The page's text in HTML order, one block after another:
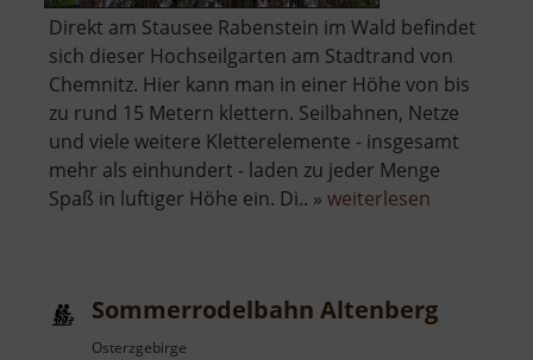
Direkt am Stausee Rabenstein im Wald befindet
sich dieser Hochseilgarten am Stadtrand von
Chemnitz. Hier kann man in einer Höhe von bis
zu rund 15 Metern klettern. Seilbahnen, Netze
und viele weitere Kletterelemente - insgesamt
mehr als einhundert - laden zu jeder Menge
Spaß in luftiger Höhe ein. Di.. » weiterlesen
Sommerrodelbahn Altenberg
Osterzgebirge